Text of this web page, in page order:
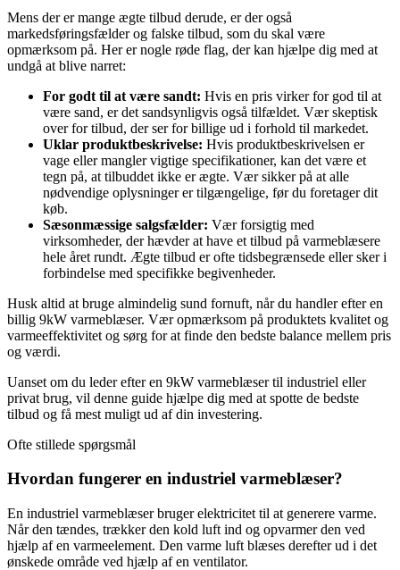
Mens der er mange ægte tilbud derude, er der også
markedsføringsfælder og falske tilbud, som du skal være
opmærksom på. Her er nogle røde flag, der kan hjælpe dig med at
undgå at blive narret:
For godt til at være sandt: Hvis en pris virker for god til at
være sand, er det sandsynligvis også tilfældet. Vær skeptisk
over for tilbud, der ser for billige ud i forhold til markedet.
Uklar produktbeskrivelse: Hvis produktbeskrivelsen er
vage eller mangler vigtige specifikationer, kan det være et
tegn på, at tilbuddet ikke er ægte. Vær sikker på at alle
nødvendige oplysninger er tilgængelige, før du foretager dit
køb.
Sæsonmæssige salgsfælder: Vær forsigtig med
virksomheder, der hævder at have et tilbud på varmeblæsere
hele året rundt. Ægte tilbud er ofte tidsbegrænsede eller sker i
forbindelse med specifikke begivenheder.
Husk altid at bruge almindelig sund fornuft, når du handler efter en
billig 9kW varmeblæser. Vær opmærksom på produktets kvalitet og
varmeeffektivitet og sørg for at finde den bedste balance mellem pris
og værdi.
Uanset om du leder efter en 9kW varmeblæser til industriel eller
privat brug, vil denne guide hjælpe dig med at spotte de bedste
tilbud og få mest muligt ud af din investering.
Ofte stillede spørgsmål
Hvordan fungerer en industriel varmeblæser?
En industriel varmeblæser bruger elektricitet til at generere varme.
Når den tændes, trækker den kold luft ind og opvarmer den ved
hjælp af en varmeelement. Den varme luft blæses derefter ud i det
ønskede område ved hjælp af en ventilator.